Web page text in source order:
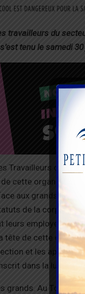
travailleurs du
tenu le samedi
Travailleurs des
cette organisation
aux grands défis
de la
leurs employeurs.
tête de cette
et les
dans la lutte
grands. Au Togo,